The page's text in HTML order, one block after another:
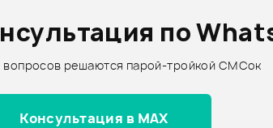
по
вопросов решаются парой-тройкой СМСок
Консультация в MAX